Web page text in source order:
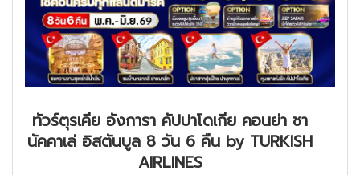
ทัวร์ตุรเคีย อังการา คัปปาโดเกีย คอนย่า ชา
นัคคาเล่ อิสตันบูล 8 วัน 6 คืน by TURKISH
AIRLINES